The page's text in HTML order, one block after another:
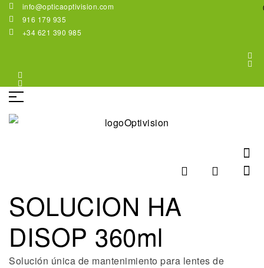
info@opticaoptivision.com
916 179 935
+34 621 390 985
SOLUCION HA
DISOP 360ml
Solución única de mantenimiento para lentes de